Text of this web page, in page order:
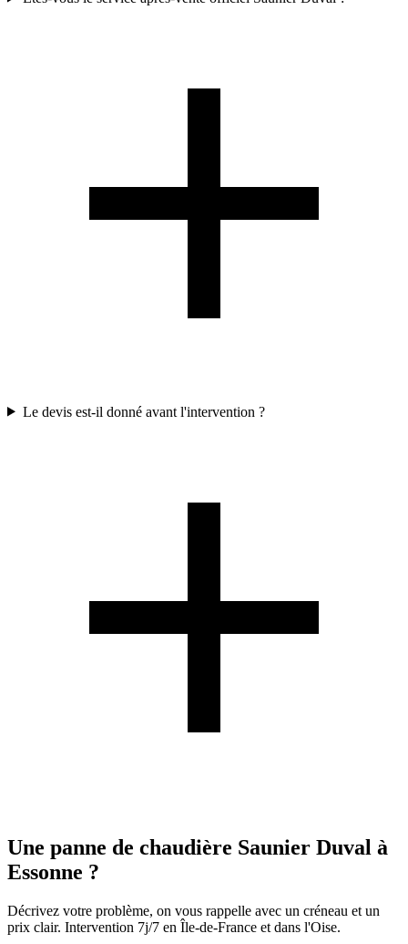
Le devis est-il donné avant l'intervention ?
Une panne de chaudière Saunier Duval à
Essonne ?
Décrivez votre problème, on vous rappelle avec un créneau et un
prix clair. Intervention 7j/7 en Île-de-France et dans l'Oise.